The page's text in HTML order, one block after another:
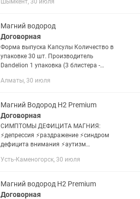
Современный продукт для
Шымкент, 30 июля
Магний водород
Договорная
Форма выпуска Капсулы Количество в
упаковке 30 шт. Производитель
Dandelion 1 упаковка (3 блистера -
Современный продукт для
Алматы, 30 июля
Магний Водород Н2 Premium
Договорная
СИМПТОМЫ ДЕФИЦИТА МАГНИЯ:
⚡️депрессия ⚡️раздражение ⚡️синдром
дефицита внимания ⚡️аутизм
засыпания ⚡️мышечное подергивание
Усть-Каменогорск, 30 июля
Магний водород H2 Premium
Договорная